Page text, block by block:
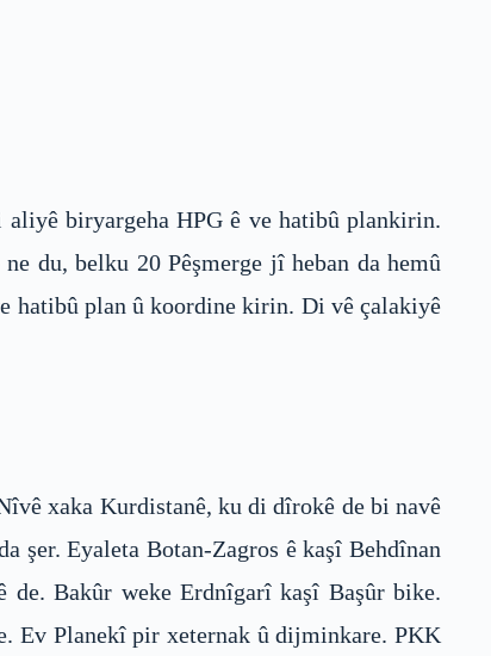
biryargeha HPG ê ve hatibû plankirin.
du, belku 20 Pêşmerge jî heban da hemû
hatibû plan û koordine kirin. Di vê çalakiyê
xaka Kurdistanê, ku di dîrokê de bi navê
şer. Eyaleta Botan-Zagros ê kaşî Behdînan
Bakûr weke Erdnîgarî kaşî Başûr bike.
Ev Planekî pir xeternak û dijminkare. PKK